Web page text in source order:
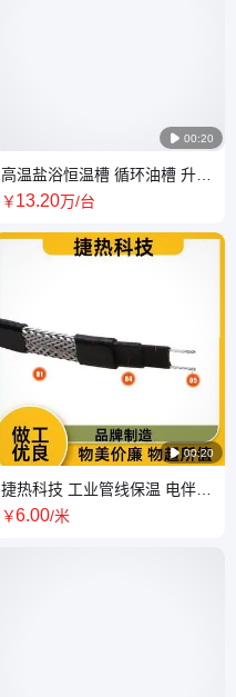
 00:20
高温盐浴恒温槽 循环油槽 升温
速度快 可定制 防爆
￥13.20万/台
 00:20
捷热科技 工业管线保温 电伴热
防水绝缘 防冻解冻 实力大厂
￥6.00/米